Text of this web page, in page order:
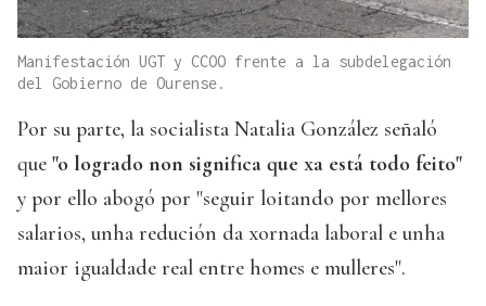
Manifestación UGT y CCOO frente a la subdelegación
del Gobierno de Ourense.
Por su parte, la socialista Natalia González señaló
que "o logrado non significa que xa está todo feito"
y por ello abogó por "seguir loitando por mellores
salarios, unha redución da xornada laboral e unha
maior igualdade real entre homes e mulleres".